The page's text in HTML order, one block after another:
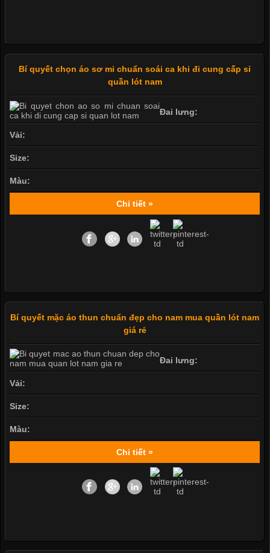
Bí quyết chọn áo sơ mi chuẩn soái ca khi đi cung cấp sỉ
quần lót nam
Đai lưng:
Vải:
Size:
Màu:
Chi tiết »
Bí quyết mặc áo thun chuẩn đẹp cho nam mua quần lót nam
giá rẻ
Đai lưng:
Vải:
Size:
Màu:
Chi tiết »